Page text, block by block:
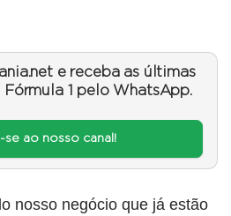
e receba as últimas
1 pelo WhatsApp.
se ao nosso canal!
nosso negócio que já estão